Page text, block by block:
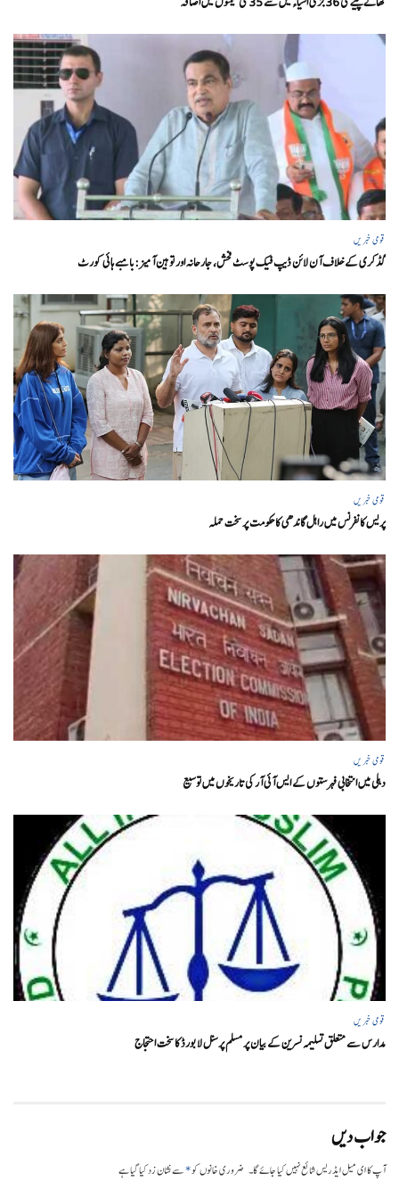
قومی خبریں
گڈکری کے خلاف آن لائن ڈیپ فیک پوسٹ فحش، جارحانہ اور توہین آمیز:بامبے ہائی کورٹ
قومی خبریں
پریس کانفرنس میں راہل گاندھی کا حکومت پر سخت حملہ
قومی خبریں
دہلی میں انتخابی فہرستوں کے ایس آئی آر کی تاریخوں میں توسیع
قومی خبریں
مدارس سے متعلق تسلیمہ نسرین کے بیان پر مسلم پرسنل لا بورڈ کا سخت احتجاج
جواب دیں
آپ کا ای میل ایڈریس شائع نہیں کیا جائے گا۔ ضروری خانوں کو*سے نشان زد کیا گیا ہے